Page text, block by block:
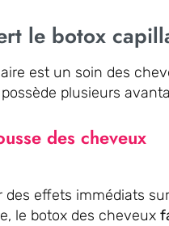
le botox
est un soin des
plusieurs
des cheveux
des effets immédiats
le botox des cheveux